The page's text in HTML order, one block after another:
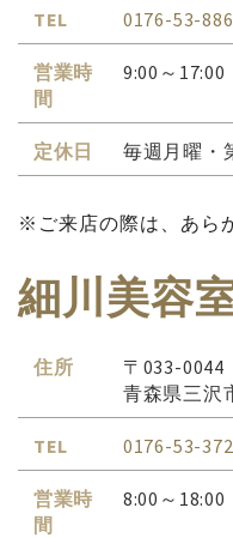
TEL 0176-53-
営業時
間
9:00～17:00
定休日 毎週月曜・
※ご来店の際は、あら
細川美容
住所
〒033-0044
青森県三沢
TEL 0176-53-
営業時
間
8:00～18:00